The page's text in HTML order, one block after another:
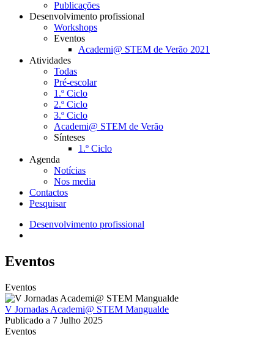
Publicações
Desenvolvimento profissional
Workshops
Eventos
Academi@ STEM de Verão 2021
Atividades
Todas
Pré-escolar
1.º Ciclo
2.º Ciclo
3.º Ciclo
Academi@ STEM de Verão
Sínteses
1.º Ciclo
Agenda
Notícias
Nos media
Contactos
Pesquisar
Navegação
estrutural
Desenvolvimento profissional
Eventos
Eventos
V Jornadas Academi@ STEM Mangualde
Publicado a 7 Julho 2025
Eventos